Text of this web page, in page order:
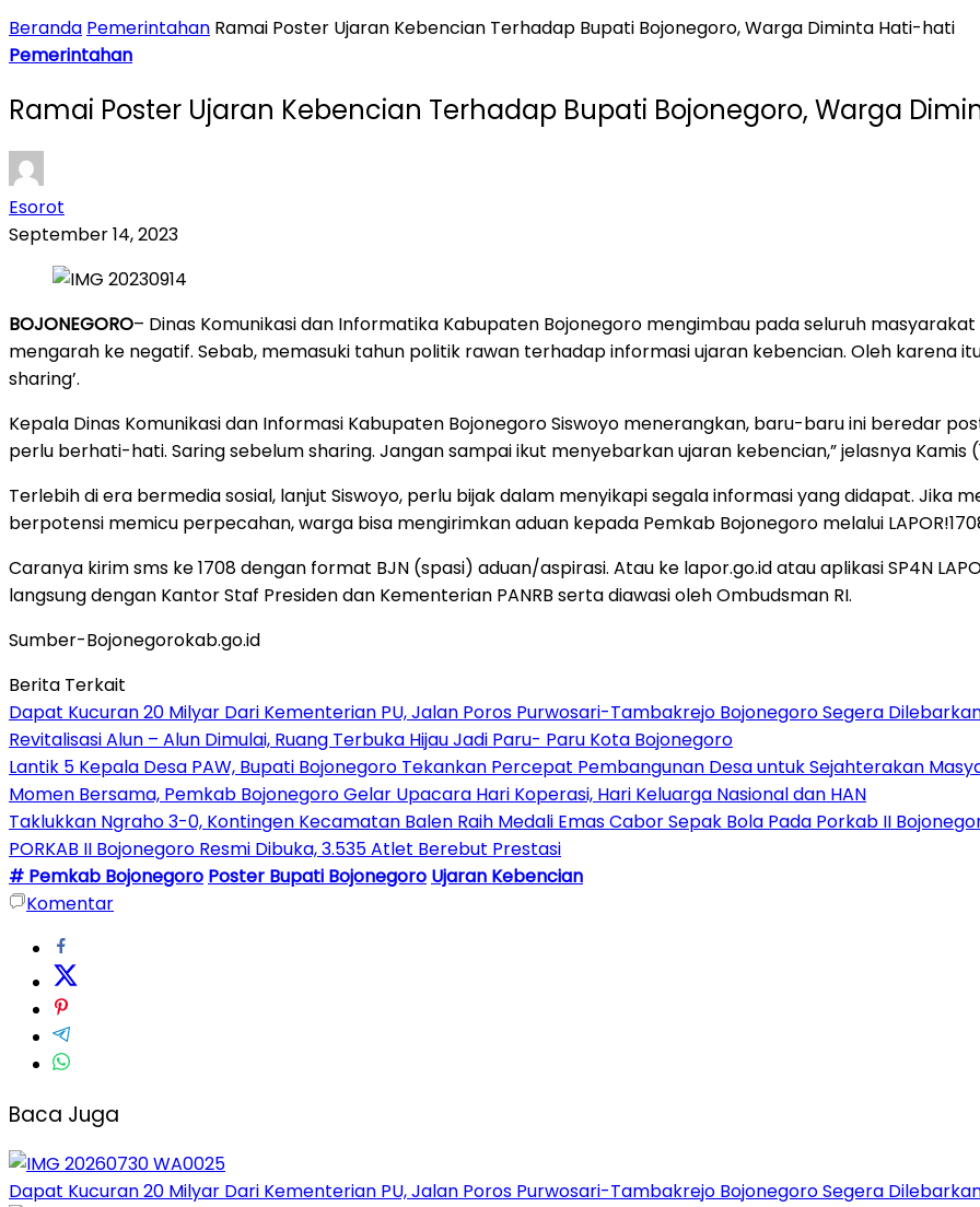
Beranda Pemerintahan Ramai Poster Ujaran Kebencian Terhadap Bupati Bojonegoro, Warga Diminta Hati-hati
Pemerintahan
Ramai Poster Ujaran Kebencian Terhadap Bupati Bojonegoro, Warga
Esorot
September 14, 2023
BOJONEGORO– Dinas Komunikasi dan Informatika Kabupaten Bojonegoro mengimbau pada seluruh
mengarah ke negatif. Sebab, memasuki tahun politik rawan terhadap informasi ujaran kebencian. Oleh karena
sharing’.
Kepala Dinas Komunikasi dan Informasi Kabupaten Bojonegoro Siswoyo menerangkan, baru-baru ini beredar
perlu berhati-hati. Saring sebelum sharing. Jangan sampai ikut menyebarkan ujaran kebencian,” jelasnya Kamis
Terlebih di era bermedia sosial, lanjut Siswoyo, perlu bijak dalam menyikapi segala informasi yang didapat. Jika
berpotensi memicu perpecahan, warga bisa mengirimkan aduan kepada Pemkab Bojonegoro melalui
Caranya kirim sms ke 1708 dengan format BJN (spasi) aduan/aspirasi. Atau ke lapor.go.id atau aplikasi SP4N
langsung dengan Kantor Staf Presiden dan Kementerian PANRB serta diawasi oleh Ombudsman RI.
Sumber-Bojonegorokab.go.id
Berita Terkait
Dapat Kucuran 20 Milyar Dari Kementerian PU, Jalan Poros Purwosari-Tambakrejo Bojonegoro Segera
Revitalisasi Alun – Alun Dimulai, Ruang Terbuka Hijau Jadi Paru- Paru Kota Bojonegoro
Lantik 5 Kepala Desa PAW, Bupati Bojonegoro Tekankan Percepat Pembangunan Desa untuk Sejahterakan
Momen Bersama, Pemkab Bojonegoro Gelar Upacara Hari Koperasi, Hari Keluarga Nasional dan HAN
Taklukkan Ngraho 3-0, Kontingen Kecamatan Balen Raih Medali Emas Cabor Sepak Bola Pada Porkab II
PORKAB II Bojonegoro Resmi Dibuka, 3.535 Atlet Berebut Prestasi
# Pemkab Bojonegoro Poster Bupati Bojonegoro Ujaran Kebencian
Komentar
Baca Juga
Dapat Kucuran 20 Milyar Dari Kementerian PU, Jalan Poros Purwosari-Tambakrejo Bojonegoro Segera